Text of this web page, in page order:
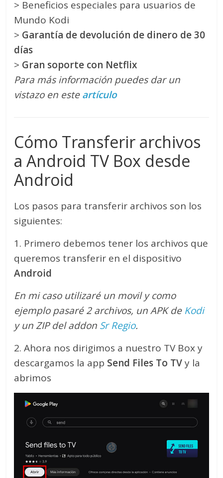
> Beneficios especiales para usuarios de
Mundo Kodi
> Garantía de devolución de dinero de 30
días
> Gran soporte con Netflix
Para más información puedes dar un
vistazo en esteartículo
Cómo Transferir archivos
a Android TV Box desde
Android
Los pasos para transferir archivos son los
siguientes:
1. Primero debemos tener los archivos que
queremos transferir en el dispositivo
Android
En mi caso utilizaré un movil y como
ejemplo pasaré 2 archivos, un APK de Kodi
y un ZIP del addon Sr Regio.
2. Ahora nos dirigimos a nuestro TV Box y
descargamos la app Send Files To TVy la
abrimos